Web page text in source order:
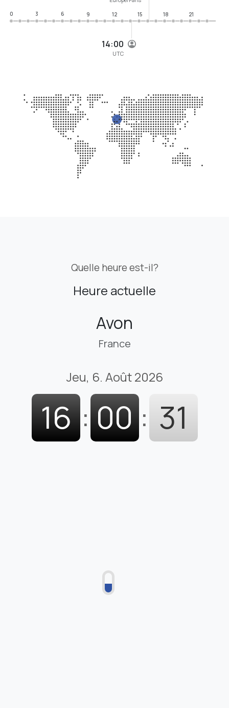
14:00
UTC
0
3 6 9 12 15 18 21
Quelle heure est-il?
Heure actuelle
Avon
France
Jeu, 6. Août 2026
16 : 00 : 33